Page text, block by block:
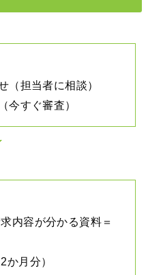
（担当者に相談）
今すぐ審査）
内容が分かる資料＝
か月分）